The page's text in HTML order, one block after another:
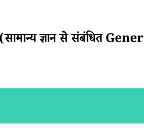
ज्ञान से संबंधित